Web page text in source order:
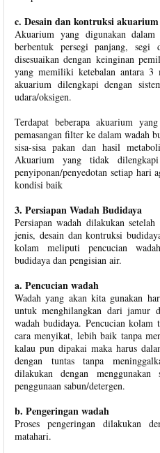
c. Desain dan kontruksi akuarium
Akuarium yang digunakan
berbentuk persegi panjang, segi
disesuaikan dengan keinginan
yang memiliki ketebalan antara 3
akuarium dilengkapi dengan
udara/oksigen.
Terdapat beberapa akuarium
pemasangan filter ke dalam wadah
sisa-sisa pakan dan hasil
Akuarium yang tidak
penyiponan/penyedotan setiap hari
kondisi baik
3. Persiapan Wadah Budidaya
Persiapan wadah dilakukan
jenis, desain dan kontruksi
kolam meliputi pencucian
budidaya dan pengisian air.
a. Pencucian wadah
Wadah yang akan kita gunakan
untuk menghilangkan dari jamur
wadah budidaya. Pencucian kolam
cara menyikat, lebih baik tanpa
kalau pun dipakai maka harus
dengan tuntas tanpa
dilakukan dengan
penggunaan sabun/detergen.
b. Pengeringan wadah
Proses pengeringan dilakukan
matahari.